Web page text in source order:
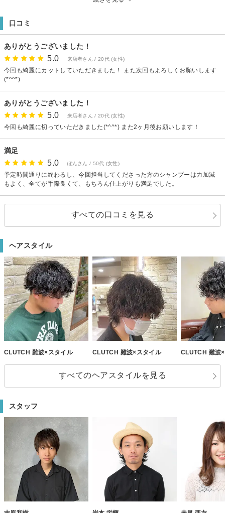
前通りと商店街の交差点を東に進み、UFJ銀行のATMが見えますので、その隣
【駐車場】なし（近隣駐車場をご利用ください）
口コミ
ありがとうございました！
5.0 来店者さん / 20代 (女性)
今回も綺麗にカットしていただきました！ また次回もよろしくお願いします
(*^^*)
ありがとうございました！
5.0 来店者さん / 20代 (女性)
今回も綺麗に切っていただきました(*^^*) また2ヶ月後お願いします！
満足
5.0 ぽんさん / 50代 (女性)
予定時間通りに終わるし、今回担当してくださった方のシャンプーは力加減
もよく、全てが手際良くて、もちろん仕上がりも満足でした。
すべての口コミを見る
ヘアスタイル
CLUTCH 難波×スタイル CLUTCH 難波×スタイル CLUTCH 難波
すべてのヘアスタイルを見る
スタッフ